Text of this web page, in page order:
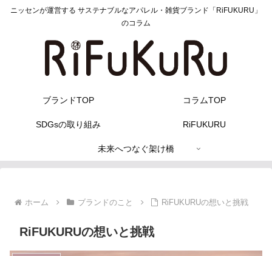
ニッセンが運営する サステナブルなアパレル・雑貨ブランド「RiFUKURU」
のコラム
ブランドTOP コラムTOP
SDGsの取り組み RiFUKURU
未来へつなぐ架け橋
ホーム ブランドのこと RiFUKURUの想いと挑戦
RiFUKURUの想いと挑戦